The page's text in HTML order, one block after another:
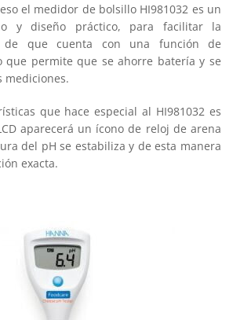
el medidor de bolsillo HI981032 es un
y diseño práctico, para facilitar la
de que cuenta con una función de
que permite que se ahorre batería y se
mediciones.
que hace especial al HI981032 es
aparecerá un ícono de reloj de arena
del pH se estabiliza y de esta manera
exacta.